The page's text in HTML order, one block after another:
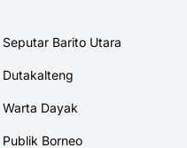
Seputar Barito Utara
Dutakalteng
Warta Dayak
Publik Borneo